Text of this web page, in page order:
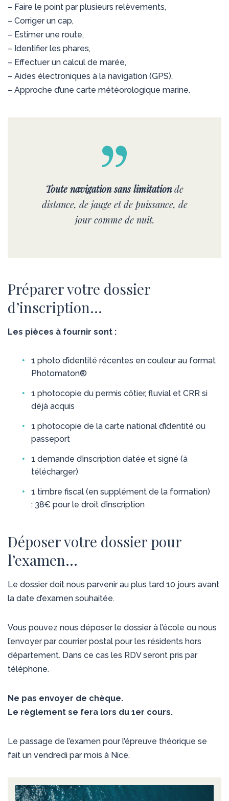
– Faire le point par plusieurs relèvements,
– Corriger un cap,
– Estimer une route,
– Identifier les phares,
– Effectuer un calcul de marée,
– Aides électroniques à la navigation (GPS),
– Approche d’une carte météorologique marine.
Toute navigation sans limitationde
distance, de jauge et de puissance, de
jour comme de nuit.
Préparer votre dossier
d’inscription…
Les pièces à fournir sont :
1 photo d’identité récentes en couleur au format
Photomaton®
1 photocopie du permis côtier, fluvial et CRR si
déjà acquis
1 photocopie de la carte national d’identité ou
passeport
1 demande d’inscription datée et signé (à
télécharger)
1 timbre fiscal (en supplément de la formation)
: 38€ pour le droit d’inscription
Déposer votre dossier pour
l’examen…
Le dossier doit nous parvenir au plus tard 10 jours avant
la date d’examen souhaitée.
Vous pouvez nous déposer le dossier à l’école ou nous
l’envoyer par courrier postal pour les résidents hors
département. Dans ce cas les RDV seront pris par
téléphone.
Ne pas envoyer de chèque.
Le règlement se fera lors du 1er cours.
Le passage de l’examen pour l’épreuve théorique se
fait un vendredi par mois à Nice.